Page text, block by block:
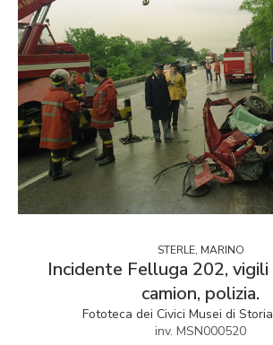
STERLE, MARINO
Incidente Felluga 202,
camion, polizia.
Fototeca dei Civici Musei di
inv. MSN000520